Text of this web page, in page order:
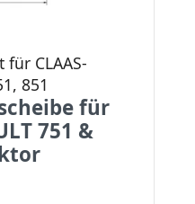
CLAAS-
851
für
751 &